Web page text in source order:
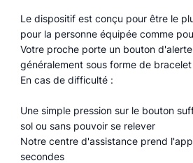
Le dispositif est conçu pour être le
pour la personne équipée comme
Votre proche porte un bouton
généralement sous forme de
En cas de difficulté :
Une simple pression sur le bouton
sol ou sans pouvoir se relever
Notre centre d'assistance prend
secondes